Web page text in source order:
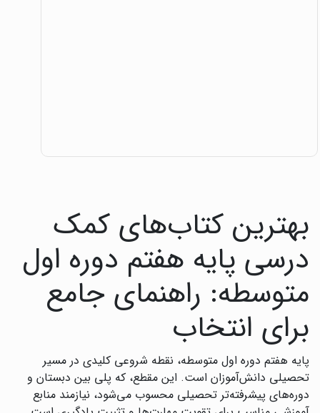
بهترین کتاب‌های کمک
درسی پایه هفتم دوره اول
متوسطه: راهنمای جامع
برای انتخاب
پایه هفتم دوره اول متوسطه، نقطه شروعی کلیدی در مسیر
تحصیلی دانش‌آموزان است. این مقطع، که پلی بین دبستان و
دوره‌های پیشرفته‌تر تحصیلی محسوب می‌شود، نیازمند منابع